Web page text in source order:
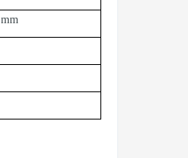
mm